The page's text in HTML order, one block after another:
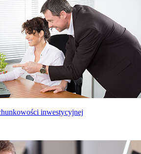
inwestycyjnej